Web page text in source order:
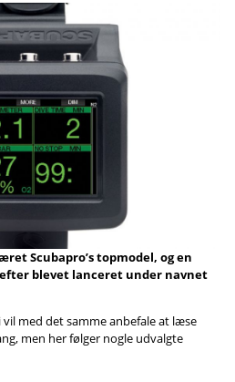
Scubapro’s topmodel, og en
blevet lanceret under navnet
vil med det samme anbefale at læse
men her følger nogle udvalgte